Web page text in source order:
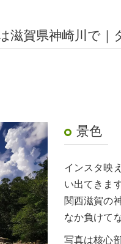
滋賀県神崎川で｜
景色
インスタ映
い出てきます
関西滋賀の
なか負けて
写真は核心